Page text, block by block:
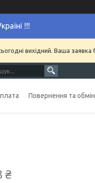
!!!
вихідний. Ваша
Повернення та обмін
₴